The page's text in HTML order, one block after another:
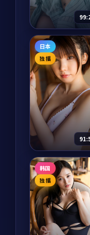
来。故乡像一杯放
了的茶，他们慢慢
雪后的告白
电影 2025
主演：朴宝剑、金
银 等
江原道滑雪场救援
员李俊浩在一场暴
雪中救下了一个不愿
告诉名字的女人。第
二天天亮，她已不
踪影，只留下一封
给「下一场雪」的
白。
75,584 8.5
日本
独播
月面回响·典藏
动漫 2024
主演： 梁朝伟、黄
等
月面回响·典藏是
部以动作为核心的
视作品，围绕危机、
韩国
独播